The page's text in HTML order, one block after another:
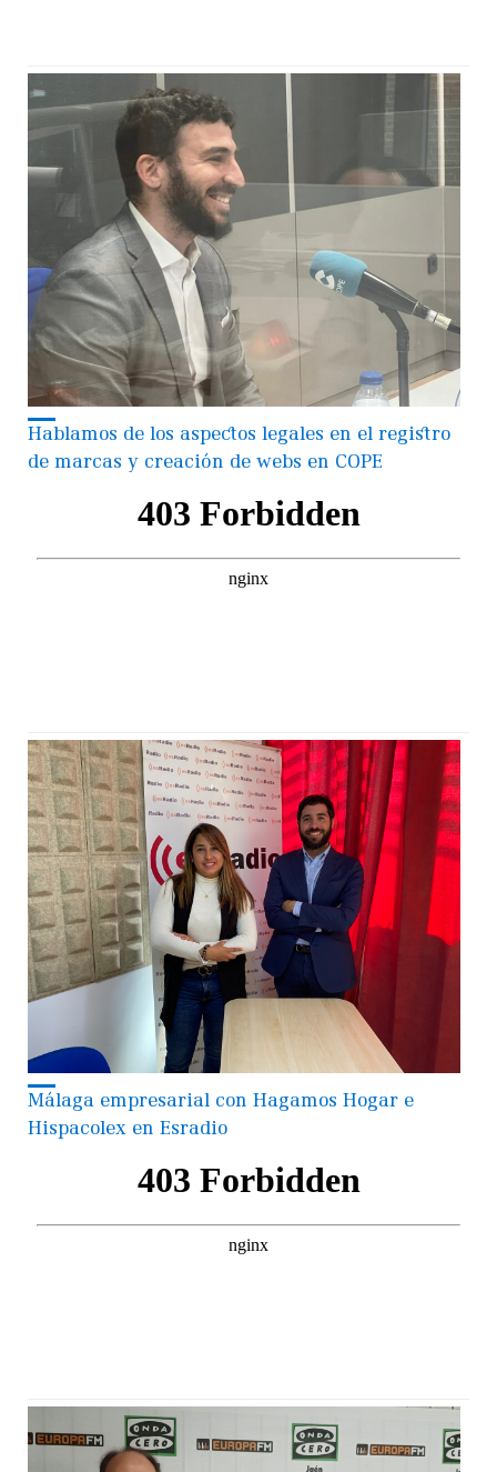
Hablamos de los aspectos legales en el registro
de marcas y creación de webs en COPE
Málaga empresarial con Hagamos Hogar e
Hispacolex en Esradio